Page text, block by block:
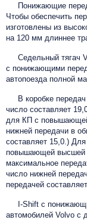
Понижающие
Чтобы обеспечить
изготовлены из
на 120 мм длиннее
Седельный тягач
с понижающими
автопоезда полной
В коробке передач
число составляет
для КП с
нижней передачи в
составляет 15,0.)
повышающей высшей
максимальное
число нижней
передачей
I-Shift с
автомобилей Volvo с